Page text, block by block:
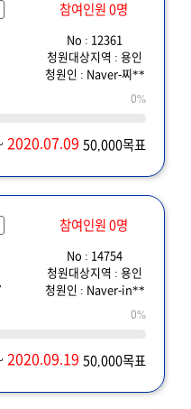
참여인원 0명
No : 12361
청원대상지역 : 용인
청원인 : Naver-찌**
0%
2020.07.09 50,000목표
참여인원 0명
No : 14754
청원대상지역 : 용인
청원인 : Naver-in**
0%
2020.09.19 50,000목표